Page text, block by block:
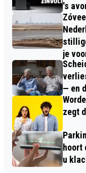
's
je
— en
zegt
hoort
u